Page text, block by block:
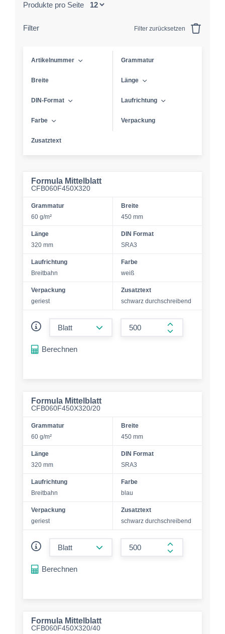
Produkte pro Seite
Filter Filter zurücksetzen
Artikelnummer Grammatur
Breite Länge
DIN-Format Laufrichtung
Farbe Verpackung
Zusatztext
Formula Mittelblatt
CFB060F450X320
Grammatur
60 g/m²
Breite
450 mm
Länge
320 mm
DIN Format
SRA3
Laufrichtung
Breitbahn
Farbe
weiß
Verpackung
geriest
Zusatztext
schwarz durchschreibend
form.increase-
Berechnen
Formula Mittelblatt
CFB060F450X320/20
Grammatur
60 g/m²
Breite
450 mm
Länge
320 mm
DIN Format
SRA3
Laufrichtung
Breitbahn
Farbe
blau
Verpackung
geriest
Zusatztext
schwarz durchschreibend
form.increase-
Berechnen
Formula Mittelblatt
CFB060F450X320/40